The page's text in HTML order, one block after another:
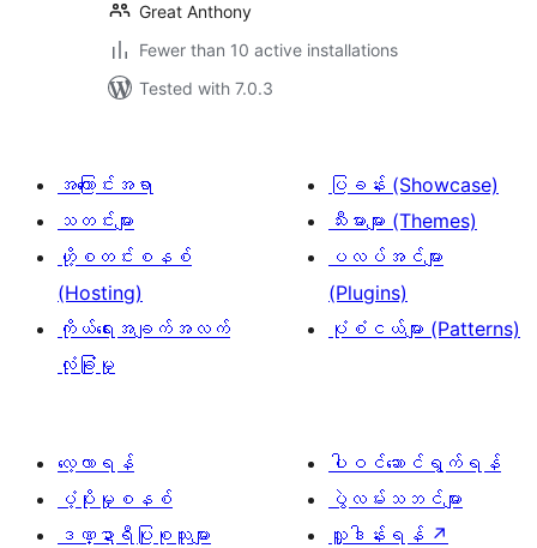
Great Anthony
Fewer than 10 active installations
Tested with 7.0.3
အကြောင်းအရာ
သတင်းများ
ဟို့စတင်းစနစ်
(Hosting)
ကိုယ်ရေးအချက်အလက်
လုံခြုံမှု
ပြခန်း (Showcase)
သီးမားများ (Themes)
ပလပ်အင်များ
(Plugins)
ပုံစံငယ်များ (Patterns)
လေ့လာရန်
ပံ့ပိုးမှုစနစ်
ဒဏ္ဍာရီပြုစုသူများ
ပါဝင်ဆောင်ရွက်ရန်
ပွဲလမ်းသဘင်များ
လှူဒါန်းရန် ↗